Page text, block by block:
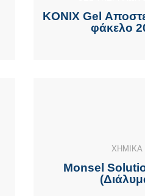
KONIX Gel
φάκελο
ΧΗΜΙΚΑ
Monsel